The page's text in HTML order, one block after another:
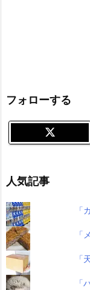
フォローする
人気記事
「
「
「
「